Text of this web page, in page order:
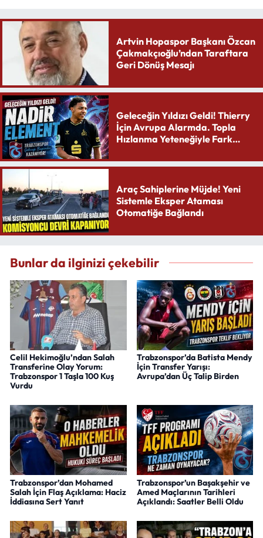
Artvin Hopaspor Başkanı Özcan
Çakmakçıoğlu’ndan Taraftara
Geri Dönüş Mesajı
Geleceğin Yıldızı Geldi! Thierry
İçin Avrupa Alarmda. Topla
Hızlanma Yeteneğiyle Fark
Araç Sahiplerine Müjde! Yeni
Sistemle Eksper Ataması
Otomatiğe Bağlandı
Bunlar da ilginizi çekebilir
Celil Hekimoğlu’ndan Salah
Transferine Olay Yorum:
Trabzonspor 1 Taşla 100 Kuş
Vurdu
Trabzonspor’da Batista Mendy
İçin Transfer Yarışı:
Avrupa’dan Üç Talip Birden
Trabzonspor’dan Mohamed
Salah İçin Flaş Açıklama: Haciz
İddiasına Sert Yanıt
Trabzonspor’un Başakşehir ve
Amed Maçlarının Tarihleri
Açıklandı: Saatler Belli Oldu